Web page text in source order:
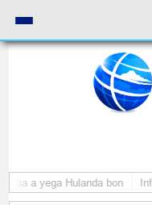
a yega Hulanda bon